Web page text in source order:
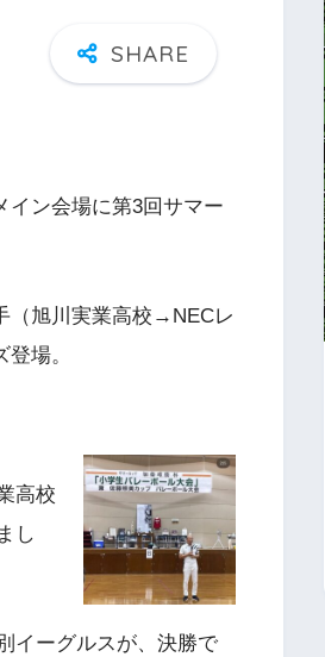
イン会場に第3回サマー
（旭川実業高校→NECレ
場。
高校
し
イーグルスが、決勝で